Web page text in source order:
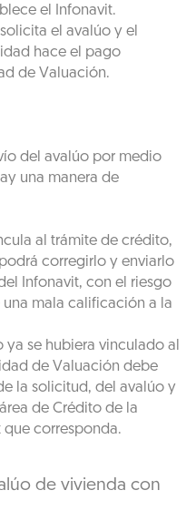
el Infonavit.
el avalúo y el
hace el pago
de Valuación.
del avalúo por medio
una manera de
al trámite de crédito,
corregirlo y enviarlo
Infonavit, con el riesgo
mala calificación a la
ya se hubiera vinculado al
de Valuación debe
la solicitud, del avalúo y
de Crédito de la
corresponda.
de vivienda con